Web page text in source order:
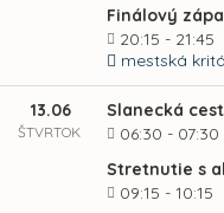
Finálový
20:15 - 21:45
mestská
13.06
ŠTVRTOK
Slanecká
06:30 - 07:30
Stretnutie s
09:15 - 10:15